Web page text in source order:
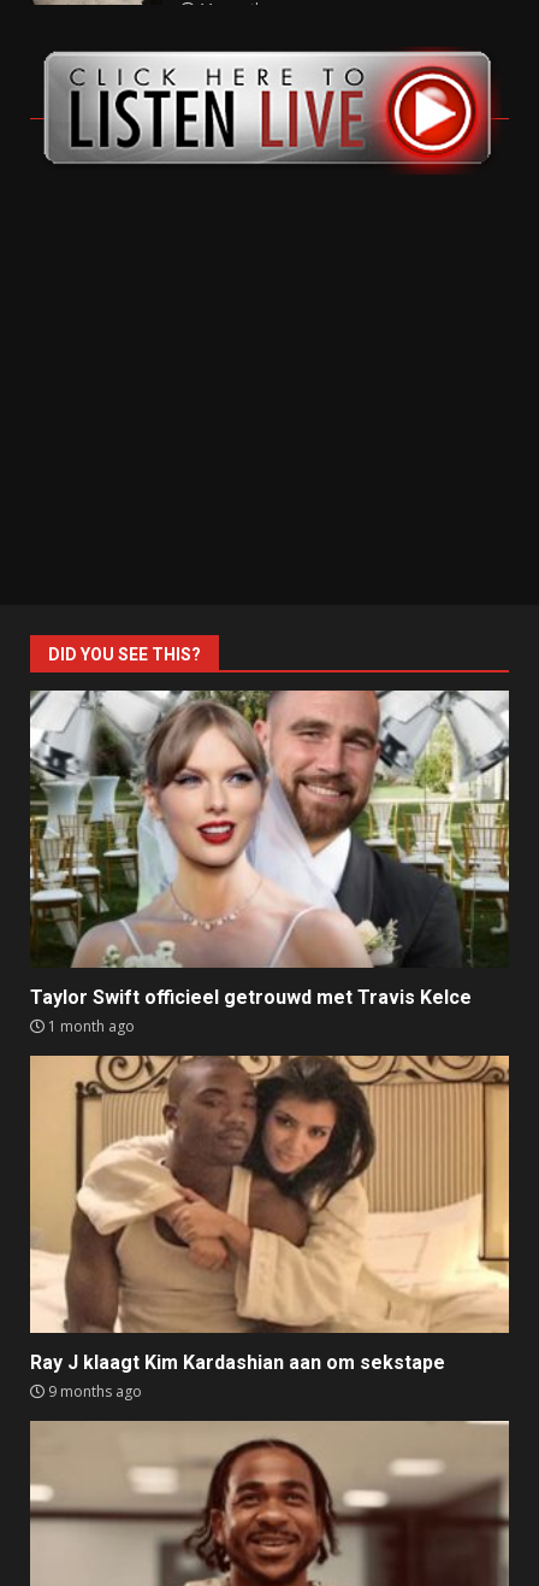
11 months ago
DID YOU SEE THIS?
Taylor Swift officieel getrouwd met Travis Kelce
1 month ago
Ray J klaagt Kim Kardashian aan om sekstape
9 months ago